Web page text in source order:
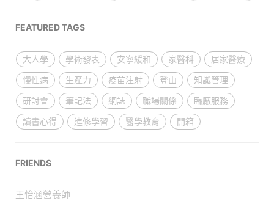
FEATURED TAGS
大人學 學術發表 安寧緩和 家醫科
居家醫療
慢性病
生產力 疫苗注射 登山
知識管理
研討會
筆記法 網誌 職場關係
臨廠服務
讀書心得
進修學習 醫學教育 開箱
FRIENDS
王怡涵營養師